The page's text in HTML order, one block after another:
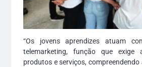
“Os jovens aprendizes atuam
telemarketing, função que
produtos e serviços, compreendendo